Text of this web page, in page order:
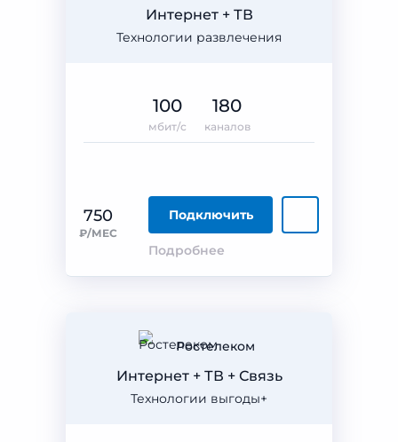
Технологии развлечения
Интернет + ТВ
750
₽/МЕС
Подключить
Подробнее
100
мбит/с
180
каналов
Ростелеком
Технологии выгоды+
Интернет + ТВ + Связь